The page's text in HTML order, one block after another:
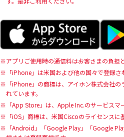
アプリご使用時の通信料はお客さまの負担
「iPhone」は米国および他の国々で登録さ
「iPhone」の商標は、アイホン株式会社
れています。
「App Store」は、Apple Inc.のサービスマ
「iOS」商標は、米国Ciscoのライセンスに
「Android」「Google Play」「Google